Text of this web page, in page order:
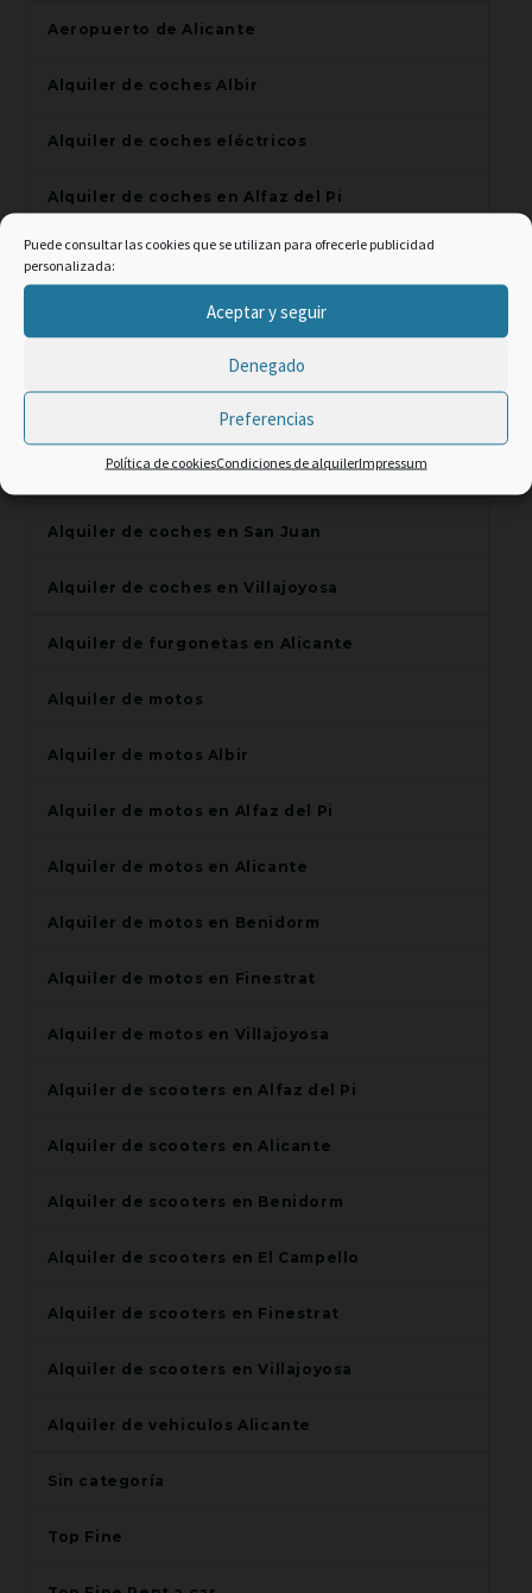
Puede consultar las cookies que se utilizan para ofrecerle publicidad
personalizada:
Aceptar y seguir
Denegado
Preferencias
Política de cookiesCondiciones de alquilerImpressum
Aeropuerto de Alicante
Alquiler de coches Albir
Alquiler de coches eléctricos
Alquiler de coches en Alfaz del Pi
Alquiler de coches en Alicante
Alquiler de coches en Altea
Alquiler de coches en Benidorm
Alquiler de coches en El Campello
Alquiler de coches en Finestrat
Alquiler de coches en San Juan
Alquiler de coches en Villajoyosa
Alquiler de furgonetas en Alicante
Alquiler de motos
Alquiler de motos Albir
Alquiler de motos en Alfaz del Pi
Alquiler de motos en Alicante
Alquiler de motos en Benidorm
Alquiler de motos en Finestrat
Alquiler de motos en Villajoyosa
Alquiler de scooters en Alfaz del Pi
Alquiler de scooters en Alicante
Alquiler de scooters en Benidorm
Alquiler de scooters en El Campello
Alquiler de scooters en Finestrat
Alquiler de scooters en Villajoyosa
Alquiler de vehiculos Alicante
Sin categoría
Top Fine
Promo Web -2% code:
TOP CLIENT